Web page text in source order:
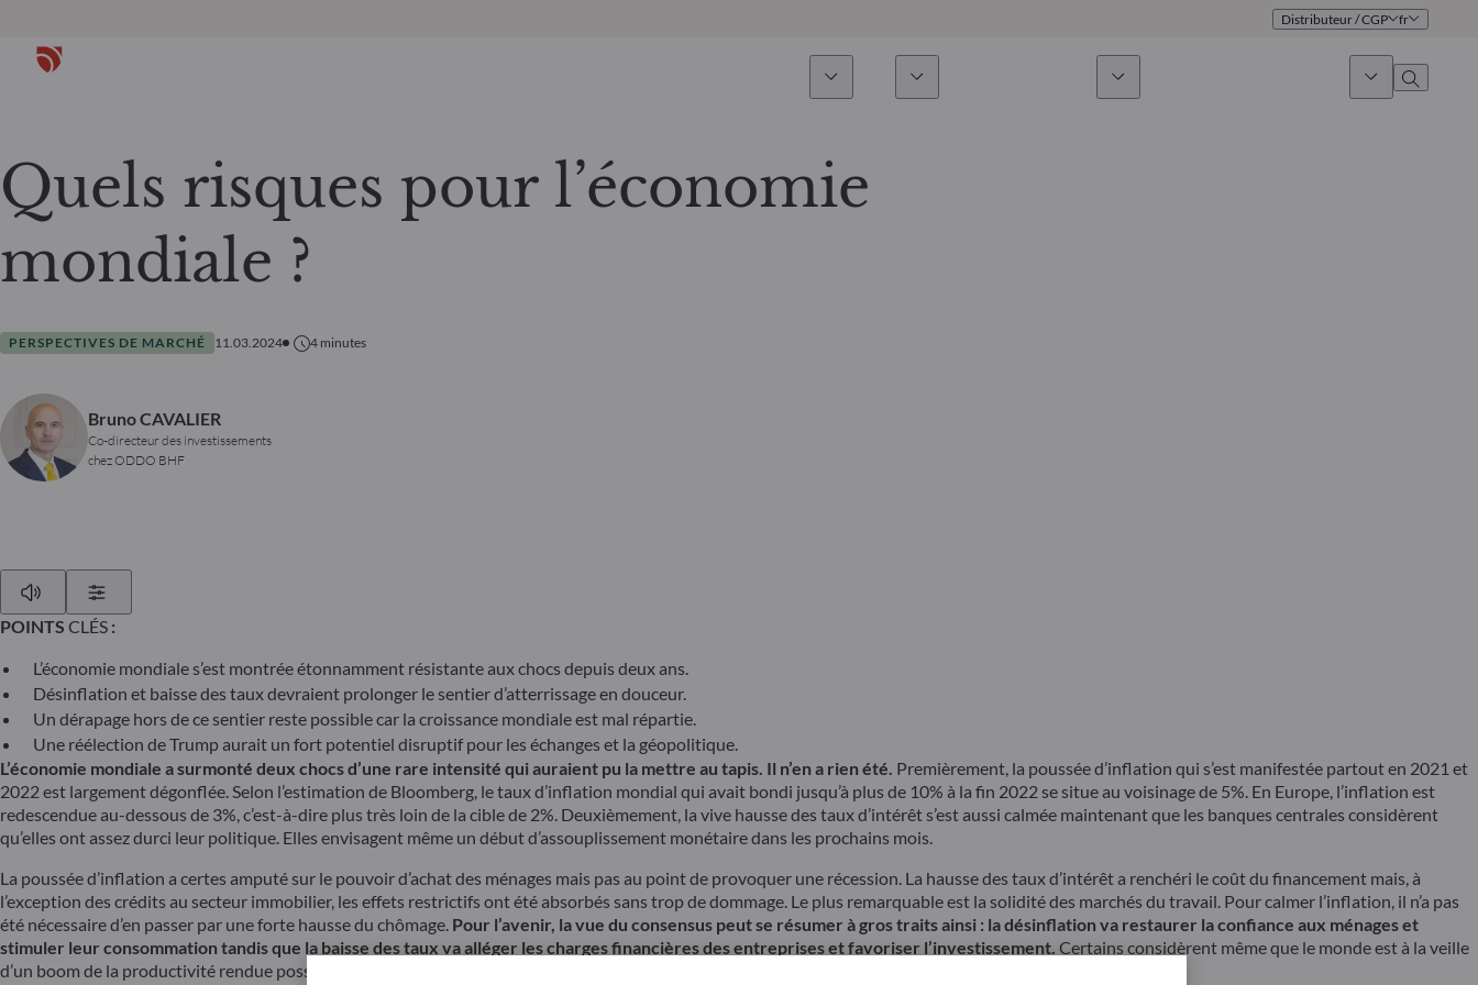
Distributeur / CGP fr
ActionsSélection de fonds
Quels risques pour l’économie
mondiale ?
PERSPECTIVES DE MARCHÉ 11.03.2024 4 minutes
Bruno CAVALIER
Co-directeur des investissements
chez ODDO BHF
POINTS CLÉS :
L’économie mondiale s’est montrée étonnamment résistante aux chocs depuis deux ans.
Désinflation et baisse des taux devraient prolonger le sentier d’atterrissage en douceur.
Un dérapage hors de ce sentier reste possible car la croissance mondiale est mal répartie.
Une réélection de Trump aurait un fort potentiel disruptif pour les échanges et la géopolitique.
L’économie mondiale a surmonté deux chocs d’une rare intensité qui auraient pu la mettre au tapis. Il n’en a rien été. Premièrement, la poussée d’inflation qui s’est manifestée partout en 2021 et
2022 est largement dégonflée. Selon l’estimation de Bloomberg, le taux d’inflation mondial qui avait bondi jusqu’à plus de 10% à la fin 2022 se situe au voisinage de 5%. En Europe, l’inflation est
redescendue au-dessous de 3%, c’est-à-dire plus très loin de la cible de 2%. Deuxièmement, la vive hausse des taux d’intérêt s’est aussi calmée maintenant que les banques centrales considèrent
qu’elles ont assez durci leur politique. Elles envisagent même un début d’assouplissement monétaire dans les prochains mois.
La poussée d’inflation a certes amputé sur le pouvoir d’achat des ménages mais pas au point de provoquer une récession. La hausse des taux d’intérêt a renchéri le coût du financement mais, à
l’exception des crédits au secteur immobilier, les effets restrictifs ont été absorbés sans trop de dommage. Le plus remarquable est la solidité des marchés du travail. Pour calmer l’inflation, il n’a pas
été nécessaire d’en passer par une forte hausse du chômage. Pour l’avenir, la vue du consensus peut se résumer à gros traits ainsi : la désinflation va restaurer la confiance aux ménages et
stimuler leur consommation tandis que la baisse des taux va alléger les charges financières des entreprises et favoriser l’investissement. Certains considèrent même que le monde est à la veille
d’un boom de la productivité rendue possible par le développement de l’intelligence artificielle.